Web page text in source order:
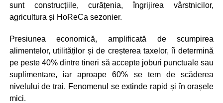
sunt construcțiile, curățenia, îngrijirea vârstnicilor,
agricultura și HoReCa sezonier.
Presiunea economică, amplificată de scumpirea
alimentelor, utilităților și de creșterea taxelor, îi determină
pe peste 40% dintre tineri să accepte joburi punctuale sau
suplimentare, iar aproape 60% se tem de scăderea
nivelului de trai. Fenomenul se extinde rapid și în orașele
mici.